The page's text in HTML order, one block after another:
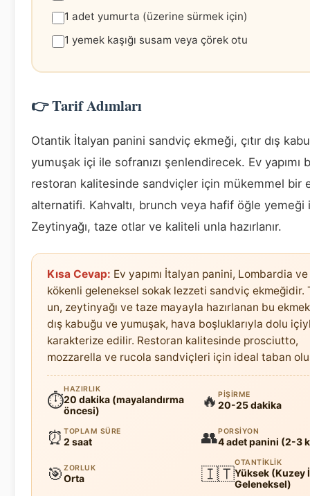
1 adet yumurta (üzerine sürmek için)
1 yemek kaşığı susam veya çörek otu
👉 Tarif Adımları
Otantik İtalyan panini sandviç ekmeği, çıtır dış
yumuşak içi ile sofranızı şenlendirecek. Ev yapımı
restoran kalitesinde sandviçler için mükemmel bir
alternatifi. Kahvaltı, brunch veya hafif öğle yemeği
Zeytinyağı, taze otlar ve kaliteli unla hazırlanır.
Kısa Cevap: Ev yapımı İtalyan panini, Lombardia
kökenli geleneksel sokak lezzeti sandviç ekmeğidir.
un, zeytinyağı ve taze mayayla hazırlanan bu
dış kabuğu ve yumuşak, hava boşluklarıyla dolu
karakterize edilir. Restoran kalitesinde prosciutto,
mozzarella ve rucola sandviçleri için ideal taban
⏱
HAZIRLIK
20 dakika (mayalandırma
öncesi)
🔥 PIŞIRME
20-25 dakika
⏰ TOPLAM SÜRE
2 saat 👥PORSIYON
4 adet panini (2-3
🎯 ZORLUK
Orta 🇮🇹
OTANTIKLIK
Yüksek (Kuzey
Geleneksel)